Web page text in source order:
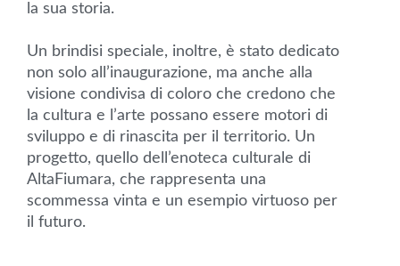
la sua storia.
Un brindisi speciale, inoltre, è stato dedicato
non solo all’inaugurazione, ma anche alla
visione condivisa di coloro che credono che
la cultura e l’arte possano essere motori di
sviluppo e di rinascita per il territorio. Un
progetto, quello dell’enoteca culturale di
AltaFiumara, che rappresenta una
scommessa vinta e un esempio virtuoso per
il futuro.